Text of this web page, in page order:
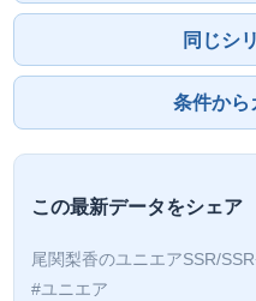
同じシ
条件から
この最新データをシェア
尾関梨香のユニエアSSR/
#ユニエア